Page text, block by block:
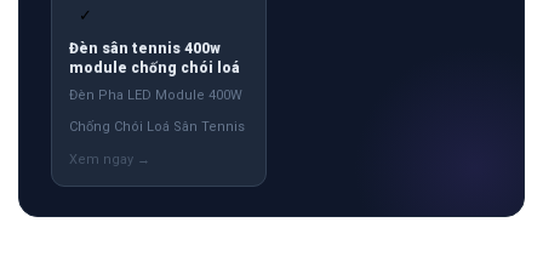
✓
Đèn sân tennis 400w
module chống chói loá
Đèn Pha LED Module 400W
Chống Chói Loá Sân Tennis